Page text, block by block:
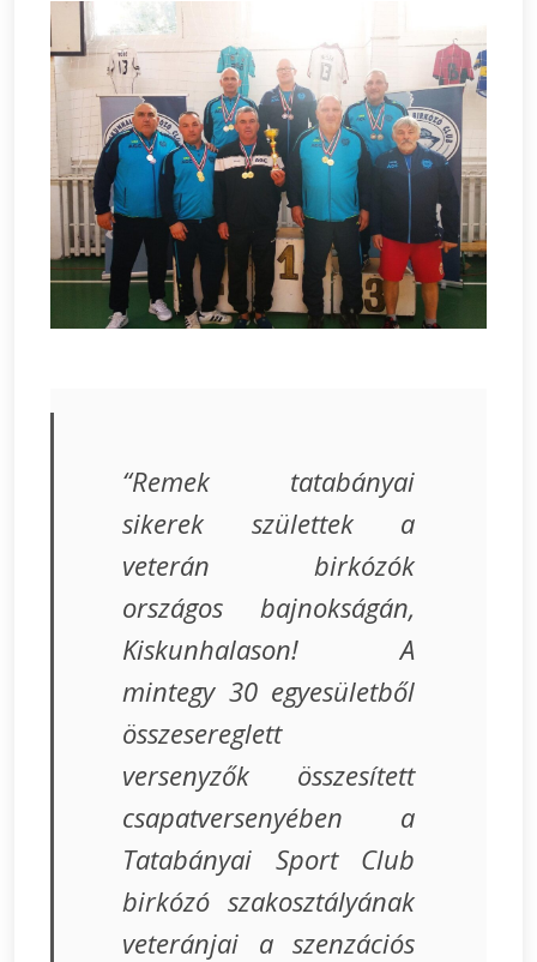
“Remek tatabányai
sikerek születtek a
veterán birkózók
országos bajnokságán,
Kiskunhalason! A
mintegy 30 egyesületből
összesereglett
versenyzők összesített
csapatversenyében a
Tatabányai Sport Club
birkózó szakosztályának
veteránjai a szenzációs